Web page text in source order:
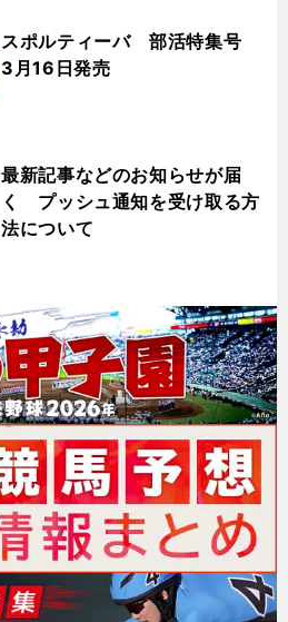
スポルティーバ 部活特集号
3月16日発売
最新記事などのお知らせが届
く プッシュ通知を受け取る方
法について